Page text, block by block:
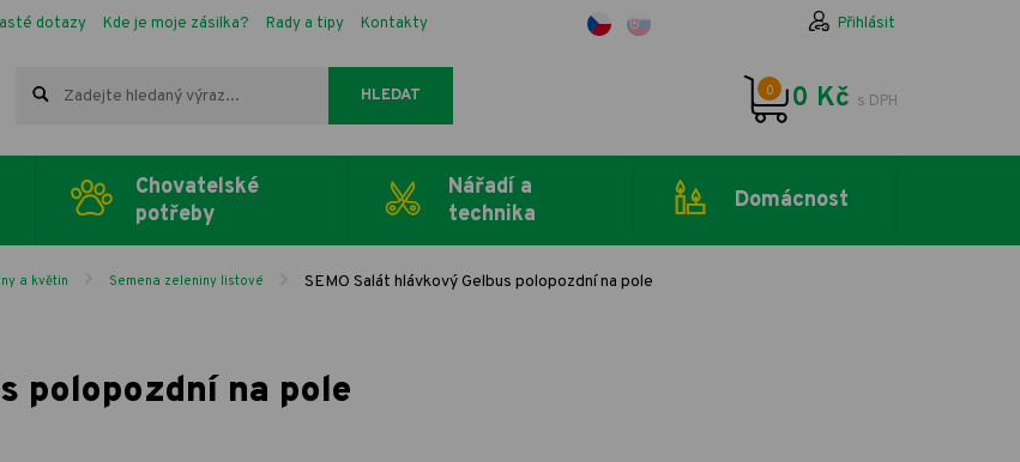
dotazy Kde je moje zásilka? Rady a tipy Kontakty Přihlásit
HLEDAT 0 0 Kč s DPH
Chovatelské
potřeby
Nářadí a
technika
Domácnost
a květin Semena zeleniny listové SEMO Salát hlávkový Gelbus polopozdní na pole
polopozdní na pole